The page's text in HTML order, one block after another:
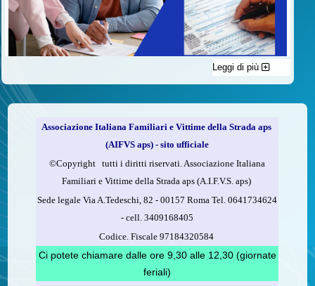
C'è un modo di contribuire alle attività dell’A.I.F.V.S. a favore
delle vittime della strada e per dare giustizia ai superstiti ed ai
loro familiari che non costa nulla: devolvere il 5 per mille della
Compila la scheda CUD o del modello 730.
Firma nel riquadro indicato come “Sostegno delle
organizzazioni non lucrative di utilità sociale, delle associazioni
Indica nel riquadro il codice fiscale dell’A.I.F.V.S.:
97184320584
Leggi di più
Associazione Italiana Familiari e Vittime della Strada aps
(AIFVS aps) - sito ufficiale
©​Copyright tutti i diritti riservati. Associazione Italiana
Familiari e Vittime della Strada aps (A.I.F.V.S. aps)
Sede legale Via A.Tedeschi, 82 - 00157 Roma Tel. 0641734624
-cell.3409168405
Codice. Fiscale 97184320584
Ci potete chiamare dalle ore 9,30 alle 12,30 (giornate
feriali)